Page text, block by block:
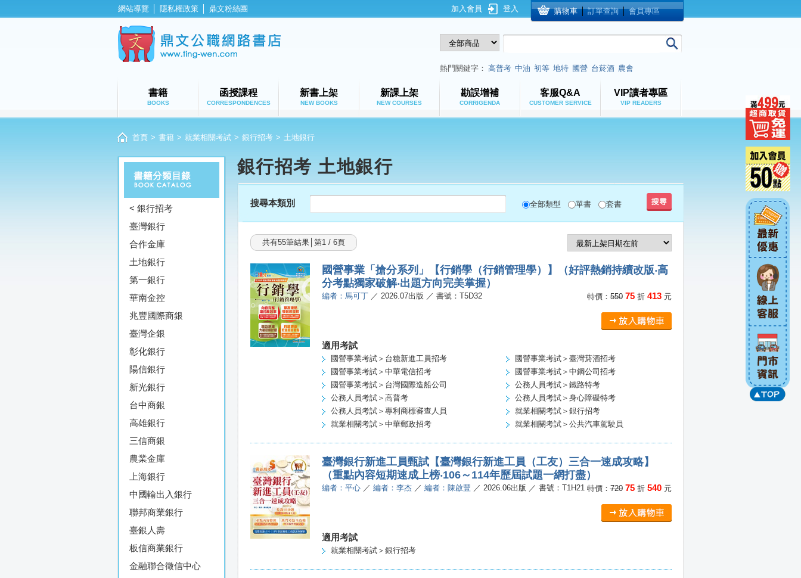
網站導覽 隱私權政策 鼎文粉絲團 購物車 │訂單查詢 │會員專區
登入
加入會員
鼎文公職網路書店
熱門關鍵字： 高普考 中油 初等 地特 國營 台菸酒 農會
書籍
BOOKS
函授課程
CORRESPONDENCES
新書上架
NEW BOOKS
新課上架
NEW COURSES
勘誤增補
CORRIGENDA
客服Q&A
CUSTOMER SERVICE
VIP讀者專區
VIP READERS
首頁 > 書籍 > 就業相關考試 > 銀行招考 > 土地銀行
< 銀行招考
臺灣銀行
合作金庫
土地銀行
第一銀行
華南金控
兆豐國際商銀
臺灣企銀
彰化銀行
陽信銀行
新光銀行
台中商銀
高雄銀行
三信商銀
農業金庫
上海銀行
中國輸出入銀行
聯邦商業銀行
臺銀人壽
板信商業銀行
金融聯合徵信中心
銀行招考 土地銀行
搜尋本類別 全部類型 單書 套書
共有55筆結果│第1 / 6頁
國營事業「搶分系列」【行銷學（行銷管理學）】（好評熱銷持續改版‧高
分考點獨家破解‧出題方向完美掌握）
編者：馬可丁／ 2026.07出版 ／ 書號：T5D32 特價：55075折 413元
適用考試
國營事業考試＞台糖新進工員招考
國營事業考試＞臺灣菸酒招考
國營事業考試＞中華電信招考
國營事業考試＞中鋼公司招考
國營事業考試＞台灣國際造船公司
公務人員考試＞鐵路特考
公務人員考試＞高普考
公務人員考試＞身心障礙特考
公務人員考試＞專利商標審查人員
就業相關考試＞銀行招考
就業相關考試＞中華郵政招考
就業相關考試＞公共汽車駕駛員
臺灣銀行新進工員甄試【臺灣銀行新進工員（工友）三合一速成攻略】
（重點內容短期速成上榜‧106～114年歷屆試題一網打盡）
編者：平心／ 編者：李杰／ 編者：陳啟豐 ／ 2026.06出版 ／ 書號：T1H21 特價：72075折 540元
適用考試
就業相關考試＞銀行招考